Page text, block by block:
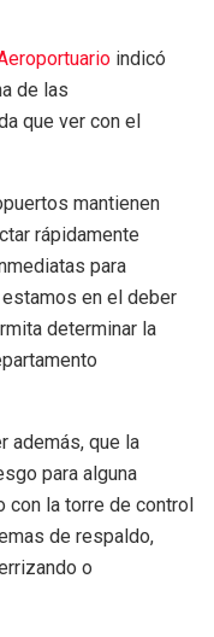
indicó
de las
que ver con el
mantienen
rápidamente
para
en el deber
determinar la
además, que la
para alguna
con la torre de control
de respaldo,
o